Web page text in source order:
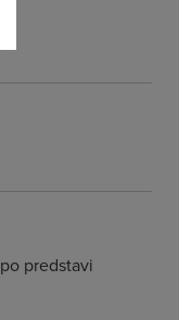
predstavi